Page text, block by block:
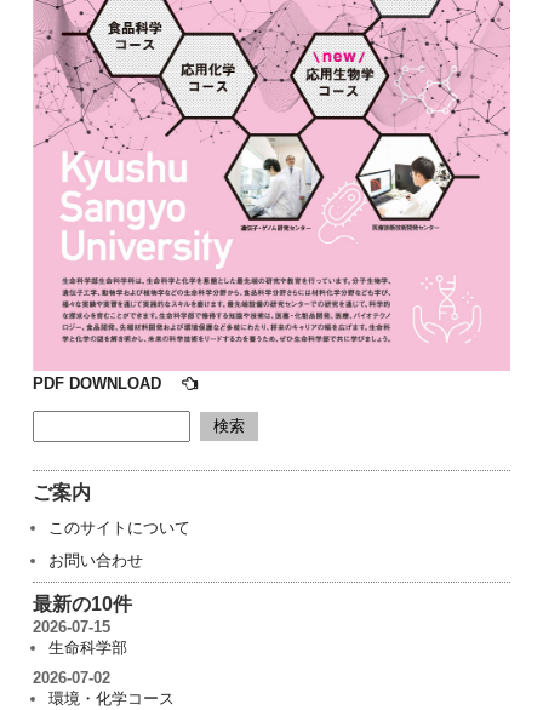
PDF DOWNLOAD
ご案内
このサイトについて
お問い合わせ
最新の10件
2026-07-15
生命科学部
2026-07-02
環境・化学コース